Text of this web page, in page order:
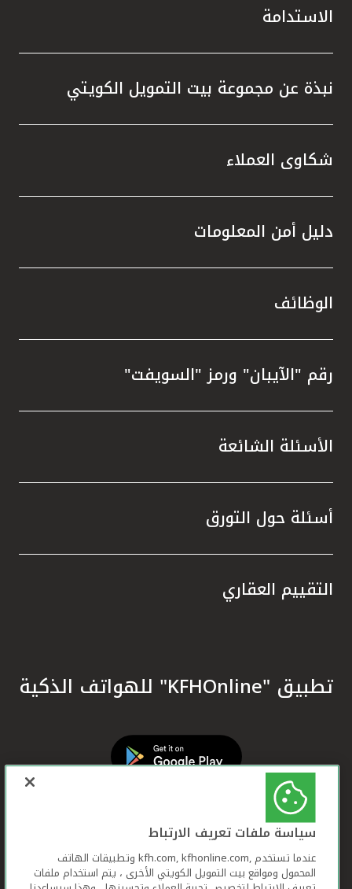
الاستدامة
نبذة عن مجموعة بيت التمويل الكويتي
شكاوى العملاء
دليل أمن المعلومات
الوظائف
رقم "الآيبان" ورمز "السويفت"
الأسئلة الشائعة
أسئلة حول التورق
التقييم العقاري
تطبيق "KFHOnline" للهواتف الذكية
سياسة ملفات تعريف الارتباط
عندما تستخدم ,kfh.com, kfhonline.com وتطبيقات الهاتف
المحمول ومواقع بيت التمويل الكويتي الأخرى ، يتم استخدام ملفات